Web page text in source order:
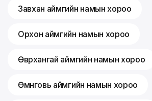
Завхан аймгийн намын хороо
Орхон аймгийн намын хороо
Өвөрхангай аймгийн намын хороо
Өмнөговь аймгийн намын хороо